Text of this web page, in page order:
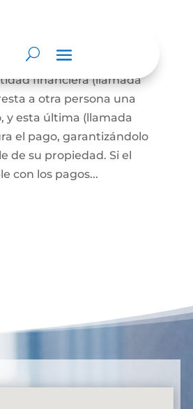
hipoteca
una persona, o un
financiera (llamada
a otra persona una
y esta última (llamada
el pago, garantizándolo
de su propiedad. Si el
con los pagos...